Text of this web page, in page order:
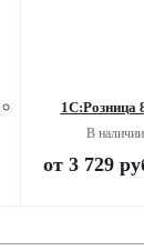
1С:Розница
В наличии
от 3 729